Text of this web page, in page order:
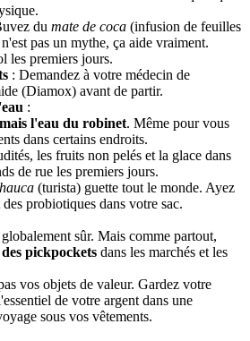
du mate de coca (infusion de feuilles
pas un mythe, ça aide vraiment.
les premiers jours.
: Demandez à votre médecin de
(Diamox) avant de partir.
:
l'eau du robinet. Même pour vous
dans certains endroits.
les fruits non pelés et la glace dans
de rue les premiers jours.
(turista) guette tout le monde. Ayez
probiotiques dans votre sac.
sûr. Mais comme partout,
pickpockets dans les marchés et les
vos objets de valeur. Gardez votre
de votre argent dans une
sous vos vêtements.